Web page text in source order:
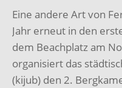
Eine andere Art von
Jahr erneut in den
dem Beachplatz am
organisiert das
(kijub) den 2.